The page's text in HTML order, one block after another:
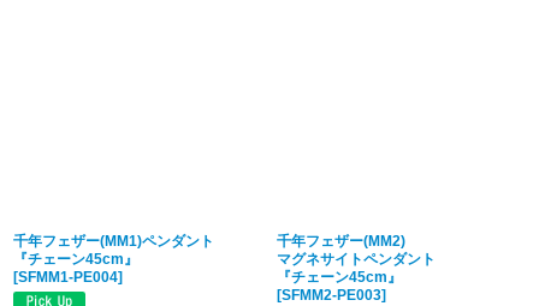
千年フェザー(MM1)ペンダント
『チェーン45cm』
[SFMM1-PE004]
千年フェザー(MM2)
マグネサイトペンダント
『チェーン45cm』
[SFMM2-PE003]